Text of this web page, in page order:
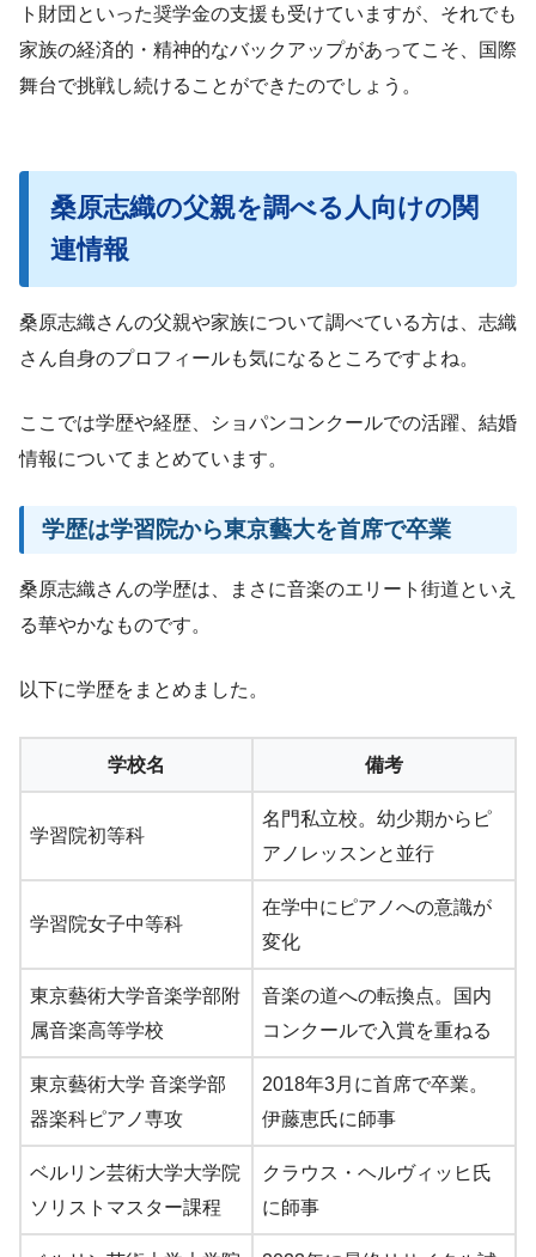
ト財団といった奨学金の支援も受けていますが、それでも
家族の経済的・精神的なバックアップがあってこそ、国際
舞台で挑戦し続けることができたのでしょう。
桑原志織の父親を調べる人向けの関
連情報
桑原志織さんの父親や家族について調べている方は、志織
さん自身のプロフィールも気になるところですよね。
ここでは学歴や経歴、ショパンコンクールでの活躍、結婚
情報についてまとめています。
学歴は学習院から東京藝大を首席で卒業
桑原志織さんの学歴は、まさに音楽のエリート街道といえ
る華やかなものです。
以下に学歴をまとめました。
学校名 備考
学習院初等科
名門私立校。幼少期からピ
アノレッスンと並行
学習院女子中等科
在学中にピアノへの意識が
変化
東京藝術大学音楽学部附
属音楽高等学校
音楽の道への転換点。国内
コンクールで入賞を重ねる
東京藝術大学 音楽学部
器楽科ピアノ専攻
2018年3月に首席で卒業。
伊藤恵氏に師事
ベルリン芸術大学大学院
ソリストマスター課程
クラウス・ヘルヴィッヒ氏
に師事